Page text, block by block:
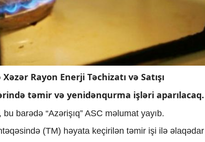
Rayon Enerji Təchizatı və Satışı
təmir və yenidənqurma işləri aparılacaq.
barədə “Azərişıq” ASC məlumat yayıb.
(TM) həyata keçirilən təmir işi ilə əlaqədar